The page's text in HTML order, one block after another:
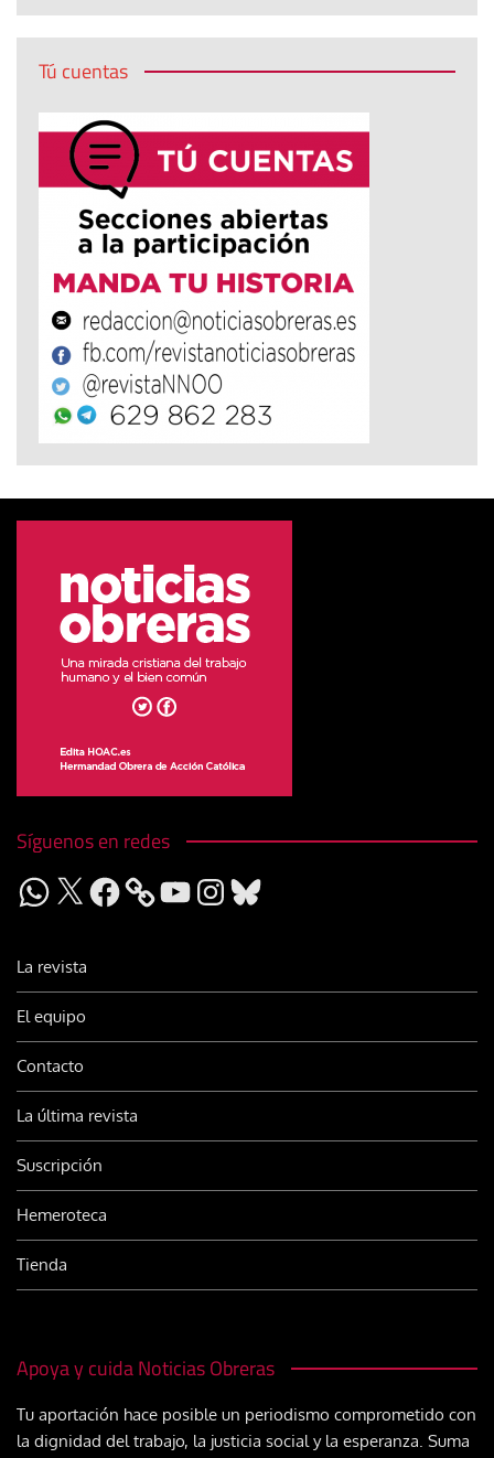
Tú cuentas
Síguenos en redes
WhatsApp
X Facebook YouTubeInstagram
Bluesky
La revista
El equipo
Contacto
La última revista
Suscripción
Hemeroteca
Tienda
Apoya y cuida Noticias Obreras
Tu aportación hace posible un periodismo comprometido con
la dignidad del trabajo, la justicia social y la esperanza. Suma